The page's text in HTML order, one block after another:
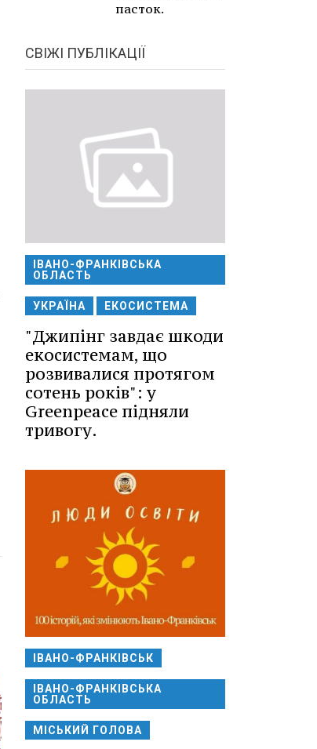
пасток.
СВІЖІ ПУБЛІКАЦІЇ
ІВАНО-ФРАНКІВСЬКА
ОБЛАСТЬ
УКРАЇНА ЕКОСИСТЕМА
"Джипінг завдає шкоди
екосистемам, що
розвивалися протягом
сотень років": у
Greenpeace підняли
тривогу.
ІВАНО-ФРАНКІВСЬК
ІВАНО-ФРАНКІВСЬКА
ОБЛАСТЬ
МІСЬКИЙ ГОЛОВА